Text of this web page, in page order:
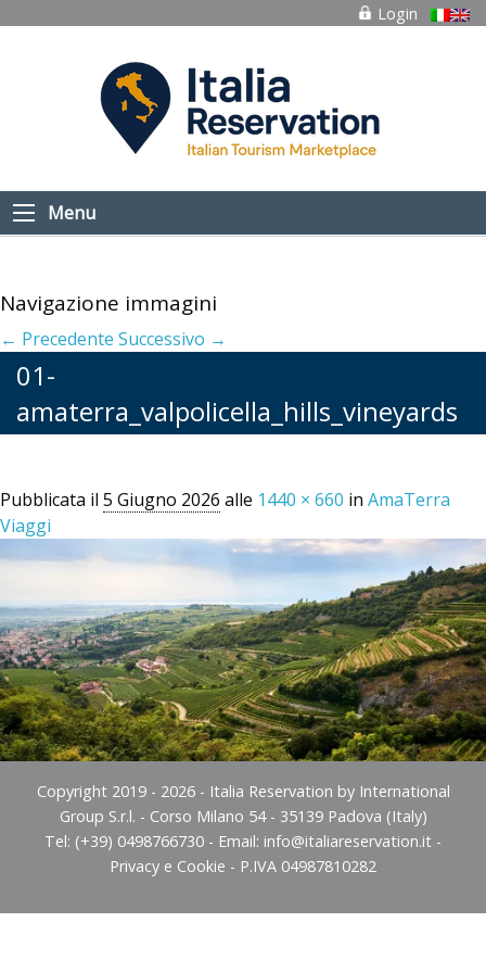
Login
Menu
Navigazione immagini
← Precedente Successivo →
01-
amaterra_valpolicella_hills_vineyards
Pubblicata il 5 Giugno 2026 alle 1440 × 660 in AmaTerra
Viaggi
Copyright 2019 - 2026 - Italia Reservation by International
Group S.r.l. - Corso Milano 54 - 35139 Padova (Italy)
Tel: (+39) 0498766730 - Email: info@italiareservation.it -
Privacy e Cookie - P.IVA 04987810282